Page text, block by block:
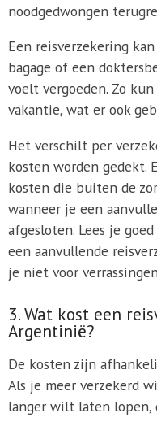
noodgedwongen
Een reisverzekering
bagage of een
voelt vergoeden. Zo
vakantie, wat er ook
Het verschilt per
kosten worden gedekt.
kosten die buiten de
wanneer je een
afgesloten. Lees je
een aanvullende
je niet voor
3. Wat kost een
Argentinië?
De kosten zijn
Als je meer verzekerd
langer wilt laten lopen,